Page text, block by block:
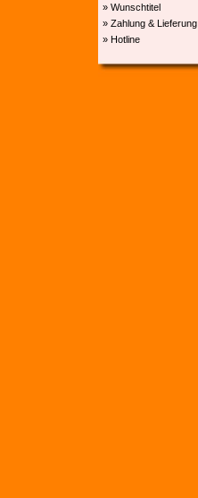
» Wunschtitel
» Zahlung & Lieferung
» Hotline